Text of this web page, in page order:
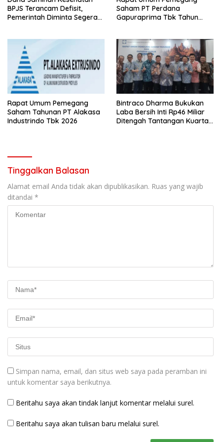
BPJS Terancam Defisit,
Pemerintah Diminta Segera
Saham PT Perdana
Gapuraprima Tbk Tahun
Rapat Umum Pemegang
Saham Tahunan PT Alakasa
Industrindo Tbk 2026
Bintraco Dharma Bukukan
Laba Bersih Inti Rp46 Miliar
Ditengah Tantangan Kuartal
Tinggalkan Balasan
Alamat email Anda tidak akan dipublikasikan. Ruas yang wajib
ditandai *
Simpan nama, email, dan situs web saya pada peramban ini
untuk komentar saya berikutnya.
Beritahu saya akan tindak lanjut komentar melalui surel.
Beritahu saya akan tulisan baru melalui surel.